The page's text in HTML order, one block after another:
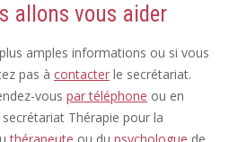
allons vous aider
amples informations ou si vous
pas à contacter le secrétariat.
vous par téléphone ou en
Thérapie pour la